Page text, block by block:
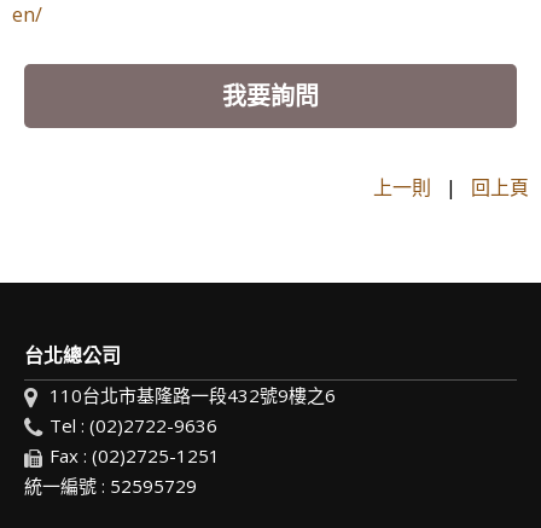
en/
我要詢問
上一則 | 回上頁
台北總公司
110台北市基隆路一段432號9樓之6
Tel : (02)2722-9636
Fax : (02)2725-1251
統一編號 : 52595729